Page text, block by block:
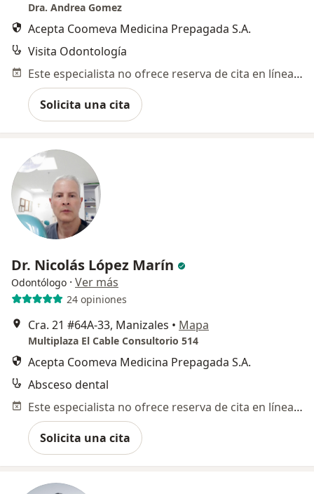
Dra. Andrea Gomez
Acepta Coomeva Medicina Prepagada S.A.
Visita Odontología
Este especialista no ofrece reserva de cita en línea en esta dirección.
Solicita una cita
Dr. Nicolás López Marín
Odontólogo · Ver más
24 opiniones
Cra. 21 #64A-33, Manizales • Mapa
Multiplaza El Cable Consultorio 514
Acepta Coomeva Medicina Prepagada S.A.
Absceso dental
Este especialista no ofrece reserva de cita en línea en esta dirección.
Solicita una cita